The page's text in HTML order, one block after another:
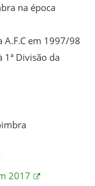
na época
A.F.C em 1997/98
1ª Divisão da
2017